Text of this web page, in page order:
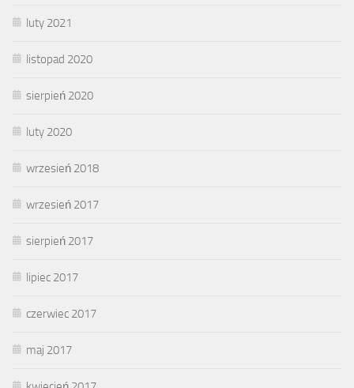
luty 2021
listopad 2020
sierpień 2020
luty 2020
wrzesień 2018
wrzesień 2017
sierpień 2017
lipiec 2017
czerwiec 2017
maj 2017